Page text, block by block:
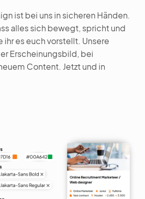
ist bei uns in sicheren Händen.
alles sich bewegt, spricht und
ihr es euch vorstellt. Unsere
Erscheinungsbild, bei
Content. Jetzt und in